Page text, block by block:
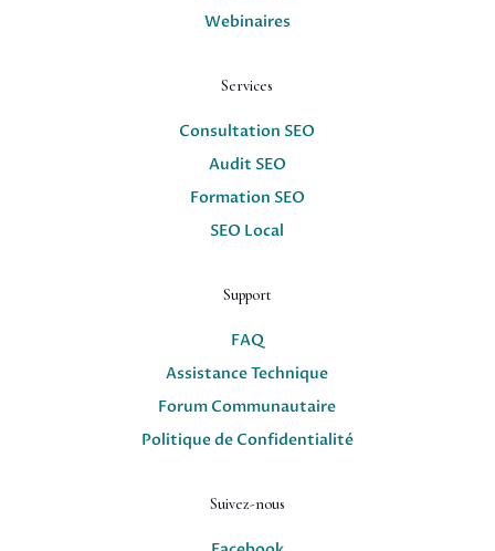
Webinaires
Services
Consultation SEO
Audit SEO
Formation SEO
SEO Local
Support
FAQ
Assistance Technique
Forum Communautaire
Politique de Confidentialité
Suivez-nous